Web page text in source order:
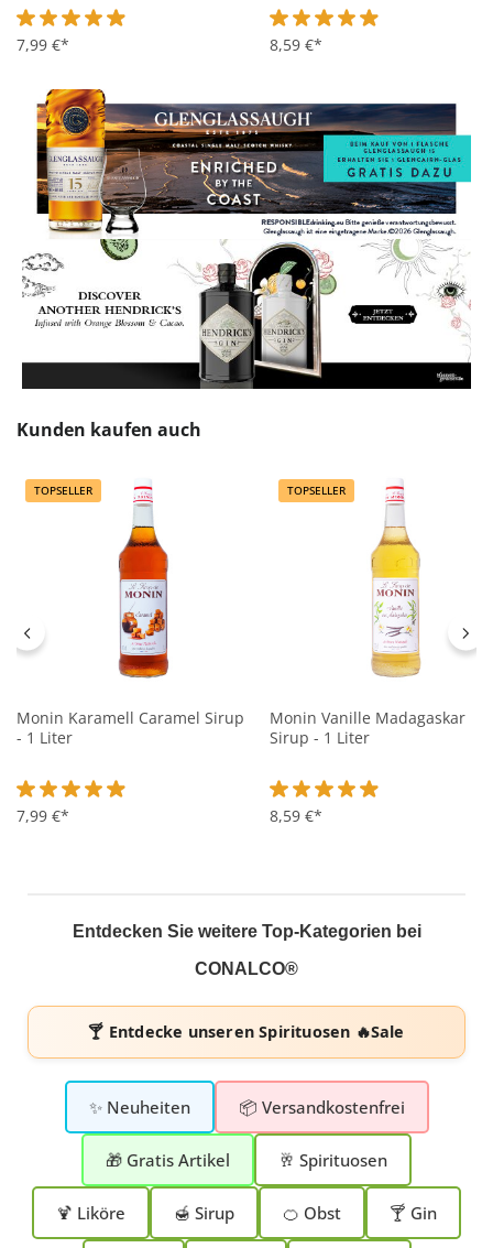
Durchschnittliche Bewertung von 4.9 von 5 Sternen
7,99 €* Durchschnittliche
8,59 €*
Produktgalerie überspringen
Kunden kaufen auch
TOPSELLER
Monin Karamell Caramel Sirup
- 1 Liter
Durchschnittliche Bewertung von 4.9 von 5 Sternen
7,99 €*
TOPSELLER
Monin Vanille Madagaskar
Sirup - 1 Liter
Durchschnittliche
8,59 €*
Entdecken Sie weitere Top-Kategorien bei
CONALCO®
🍸 Entdecke unserenSpirituosen 🔥Sale
✨ Neuheiten 📦 Versandkostenfrei
🎁 Gratis Artikel 🥂 Spirituosen
🍹 Liköre 🍯 Sirup 🍊 Obst 🍸 Gin